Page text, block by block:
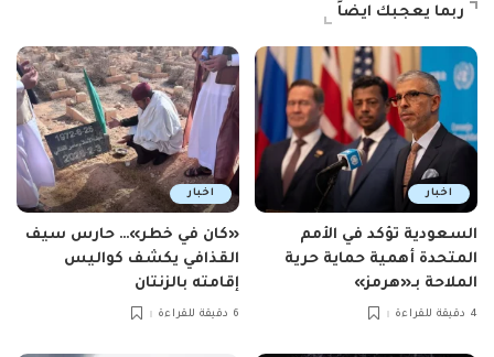
ربما يعجبك ايضاً
اخبار
السعودية تؤكد في الأمم
المتحدة أهمية حماية حرية
الملاحة بـ«هرمز»
4 دقيقة للقراءة
اخبار
«كان في خطر»… حارس سيف
القذافي يكشف كواليس
إقامته بالزنتان
6 دقيقة للقراءة